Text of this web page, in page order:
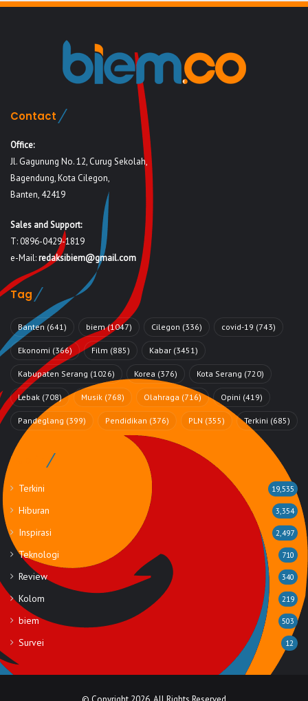
Contact
Office:
Jl. Gagunung No. 12, Curug Sekolah,
Bagendung, Kota Cilegon,
Banten, 42419
Sales and Support:
T: 0896-0429-1819
e-Mail:redaksibiem@gmail.com
Tag
Banten (641) biem(1047) Cilegon (336) covid-19 (743)
Ekonomi (366) Film (885) Kabar (3451)
Kabupaten Serang (1026) Korea (376) Kota Serang (720)
Lebak (708) Musik (768) Olahraga (716) Opini (419)
Pandeglang (399) Pendidikan (376) PLN (355) Terkini (685)
Rubrik
Terkini 19,535
Hiburan 3,354
Inspirasi 2,497
Teknologi 710
Review 340
Kolom 219
biem 503
Survei 12